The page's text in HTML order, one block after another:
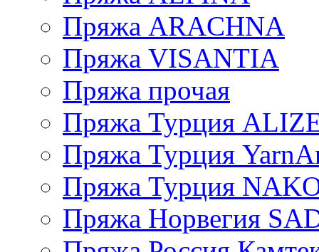
Пряжа ARACHNA
Пряжа VISANTIA
Пряжа прочая
Пряжа Турция
Пряжа Турция
Пряжа Турция
Пряжа Норвегия